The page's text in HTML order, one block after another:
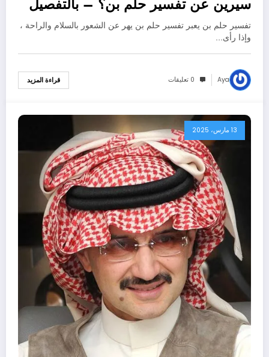
سيرين عن تفسير حلم بن؟ – بالتفصيل
تفسير حلم بن يعبر تفسير حلم بن يهر عن الشعور بالسلام والراحة ،
وإذا رأى…
Aya 0 تعليقات قراءة المزيد
13 مارس، 2025